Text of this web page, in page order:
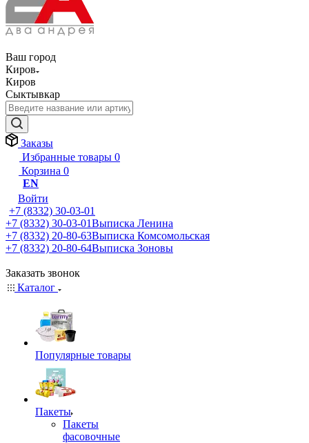
Ваш город
Киров
Киров
Сыктывкар
Заказы
Избранные товары 0
Корзина 0
EN
Войти
+7 (8332) 30-03-01
+7 (8332) 30-03-01Выписка Ленина
+7 (8332) 20-80-63Выписка Комсомольская
+7 (8332) 20-80-64Выписка Зоновы
Заказать звонок
Каталог
Популярные товары
Пакеты
Пакеты
фасовочные